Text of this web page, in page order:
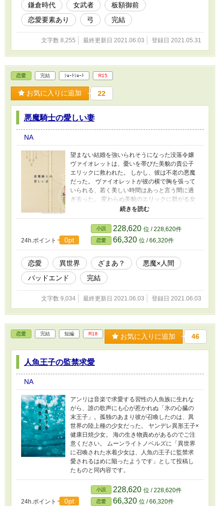
鎌倉時代 女武者
板額御前
恋愛要素あり
弓 完結
文字数 8,255 最終更新日 2021.06.03 登録日 2021.05.31
恋愛 完結 ｼｮｰﾄｼｮｰﾄ R15
お気に入りに追加 22
悪魔騎士の愛しい妻
NA
望まない結婚を強いられそうになった没落令嬢
ヴァイオレットは、憂いを帯びた美貌の貴公子
エリックに救われた。 しかし、彼は不老の悪魔
だった。 ヴァイオレットが彼の横で胸を張って
いられる、若く美しい時間はあっと言う間に過
ぎ去った。 変わらぬ美貌のエリックに群がる女
たちへの嫉妬で、ヴァイオレットはやがて狂っ
ていく。 しかし、エリックはいつまでも優し
く、ヴァイオレットに愛を囁き続けて…… これ
は、悪魔に魅入られた女の物語。 および、召使
いによる蛇足。 ★ご注意ください★ バッドエン
ドのろくでもない話です。 最後に笑うのは悪魔
だけ。 一話1000字前後。 全９話で完結済。
24h.ポイント 0pt
小説 228,620 位 / 228,620件
恋愛 66,320 位 / 66,320件
恋愛 異世界 ざまあ？
悪魔×人間
バッドエンド
完結
文字数 9,034 最終更新日 2021.06.03 登録日 2021.06.03
恋愛 完結 短編 R18 お気に入りに追加 46
人魚王子の監禁求愛
NA
アンリは音楽で求愛する習性の人魚族に生れな
がら、誰の歌声にも心が惹かれぬ「氷の心臓の
末王子」。孤独のあまり彼が召喚したのは、異
世界の陸上種の少女だった。 ヤンデレ異形王子×
健康日焼少女。 海の生き物責めがあるのでご注
意ください。 ムーンライトノベルズに「異世界
に召喚された水着少女は、人魚の王子に監禁求
愛されるはめに陥ったようです」として投稿し
たものと同内容です。
24h.ポイント 0pt
小説 228,620 位 / 228,620件
恋愛 66,320 位 / 66,320件